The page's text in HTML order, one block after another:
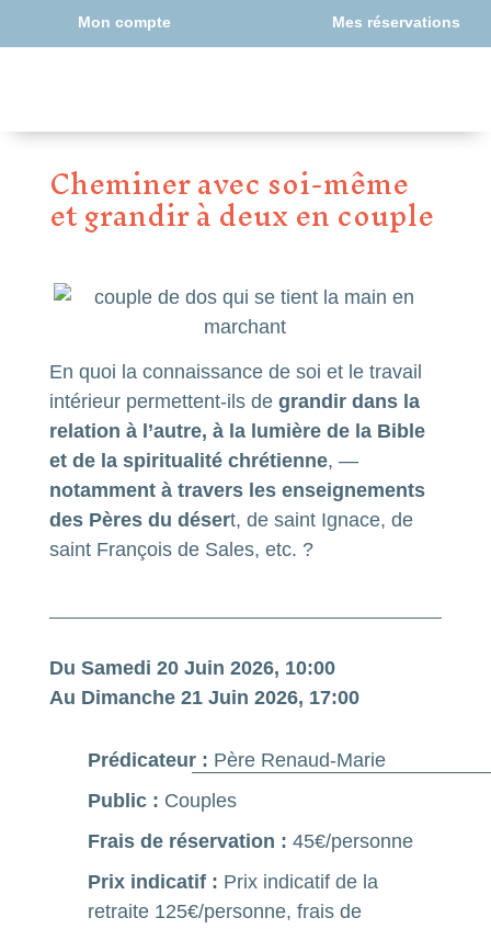
Mon compte Mes réservations
Cheminer avec soi-même
et grandir à deux en couple
En quoi la connaissance de soi et le travail
intérieur permettent-ils de grandir dans la
relation à l’autre, à la lumière de la Bible
et de la spiritualité chrétienne, —
notamment à travers les enseignements
des Pères du désert, de saint Ignace, de
saint François de Sales, etc. ?
Du Samedi 20 Juin 2026, 10:00
Au Dimanche 21 Juin 2026, 17:00
Prédicateur : Père Renaud-Marie
Public : Couples
Frais de réservation : 45€/personne
Prix indicatif : Prix indicatif de la
retraite 125€/personne, frais de